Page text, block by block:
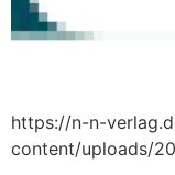
https://n-n-
content/uploads/